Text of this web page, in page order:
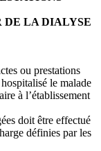
DE LA DIALYSE
ou prestations
le malade
à l’établissement
doit être effectué
définies par les